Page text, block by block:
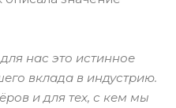
нас это истинное
вклада в индустрию.
и для тех, с кем мы